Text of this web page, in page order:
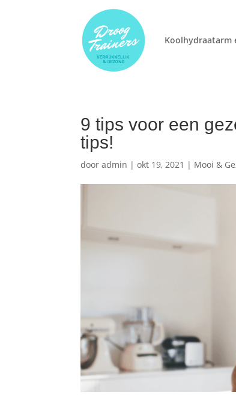
Koolhydraatarm
9 tips voor een
tips!
dooradmin |okt 19, 2021 | Mooi &